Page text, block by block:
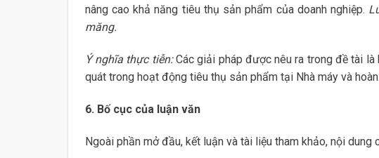
nâng cao khả năng tiêu thụ sản phẩm của doanh nghiệp.
măng.
Ý nghĩa thực tiễn:Các giải pháp được nêu ra trong đề tài
quát trong hoạt động tiêu thụ sản phẩm tại Nhà máy và
6. Bố cục của luận văn
Ngoài phần mở đầu, kết luận và tài liệu tham khảo, nội dung